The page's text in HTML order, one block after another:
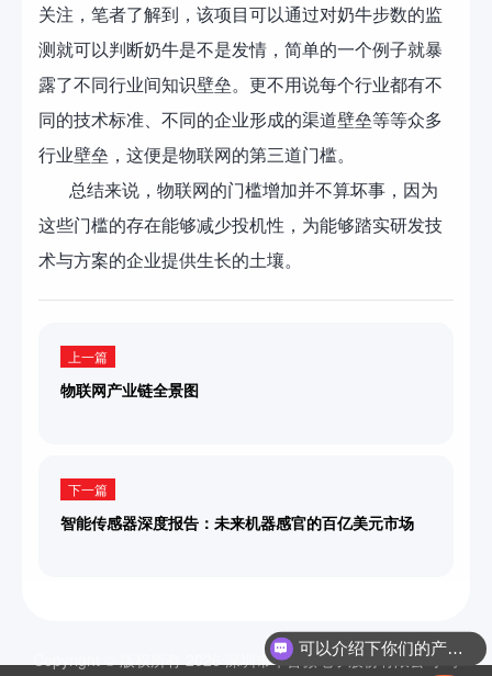
关注，笔者了解到，该项目可以通过对奶牛步数的监
测就可以判断奶牛是不是发情，简单的一个例子就暴
露了不同行业间知识壁垒。更不用说每个行业都有不
同的技术标准、不同的企业形成的渠道壁垒等等众多
行业壁垒，这便是物联网的第三道门槛。
总结来说，物联网的门槛增加并不算坏事，因为
这些门槛的存在能够减少投机性，为能够踏实研发技
术与方案的企业提供生长的土壤。
上一篇
物联网产业链全景图
下一篇
智能传感器深度报告：未来机器感官的百亿美元市场
Copyright © 版权所有 2026 深圳市华普微电子股份有限公司
粤
可以介绍下你们的产品么